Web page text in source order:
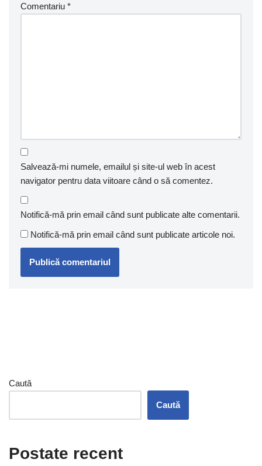
Comentariu *
Salvează-mi numele, emailul și site-ul web în acest
navigator pentru data viitoare când o să comentez.
Notifică-mă prin email când sunt publicate alte comentarii.
Notifică-mă prin email când sunt publicate articole noi.
Caută
Caută
Postate recent